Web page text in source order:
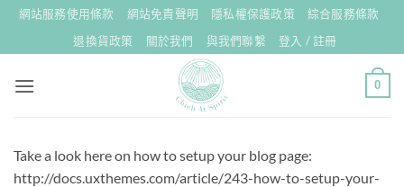
Skip
content
網站服務使用條款 網站免責聲明 隱私權保護政策
綜合服務條款
退換貨政策
關於我們 與我們聯繫 登入 / 註冊
0
Take a look here on how to setup your blog page:
http://docs.uxthemes.com/article/243-how-to-setup-your-